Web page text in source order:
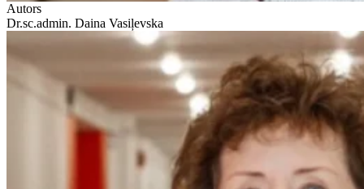
Autors
Dr.sc.admin. Daina Vasiļevska